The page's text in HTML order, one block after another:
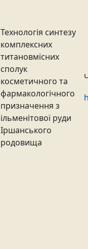
Технологія синтезу
комплексних
титановмісних
сполук
косметичного та
фармакологічного
призначення з
ільменітової руди
Іршанського
родовища